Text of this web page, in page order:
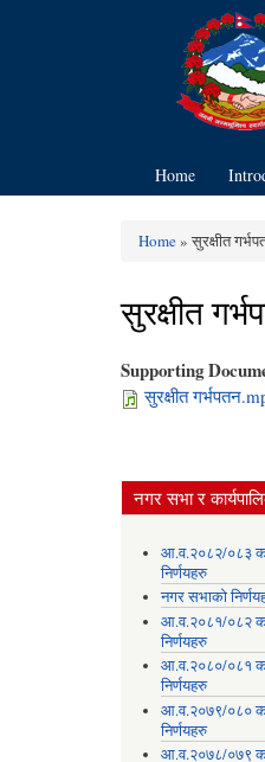
Home
You are here
Home» सुरक्षीत
सुरक्षीत
Supporting
सुरक्षीत
नगर सभा र
आ.व.२०८२/०८३
निर्णयहरु
नगर सभाको
आ.व.२०८१/०८२
निर्णयहरु
आ.व.२०८०/०८१
निर्णयहरु
आ.व.२०७९/०८०
निर्णयहरु
आ.व.२०७८/०७९